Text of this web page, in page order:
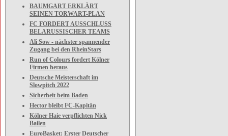
BAUMGART ERKLÄRT
SEINEN TORWART-PLAN
FC FORDERT AUSSCHLUSS
BELARUSSISCHER TEAMS
Ali Sow - nächster spannender
Zugang bei den RheinStars
Run of Colours fordert Kölner
Firmen heraus
Deutsche Meisterschaft im
Slowpitch 2022
Sicherheit beim Baden
Hector bleibt FC-Kapitän
Kölner Haie verpflichten Nick
Bailen
EuroBasket: Erster Deutscher